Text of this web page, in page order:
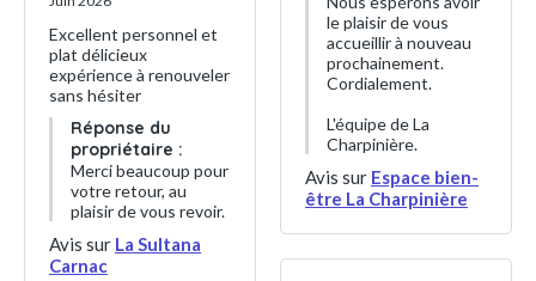
Excellent personnel et
plat délicieux
expérience à renouveler
sans hésiter
Réponse du
propriétaire :
Merci beaucoup pour
votre retour, au
plaisir de vous revoir.
Avis sur La Sultana
Carnac
le plaisir de vous
accueillir à nouveau
prochainement.
Cordialement.
L'équipe de La
Charpinière.
Avis sur Espace bien-
être La Charpinière